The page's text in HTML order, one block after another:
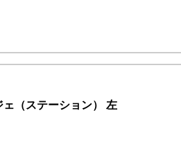
（ステーション） 左